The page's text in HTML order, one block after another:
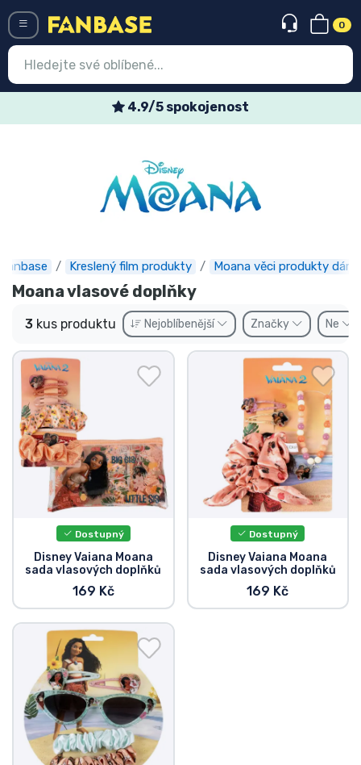
0
4.9/5 spokojenost
Fanbase Kreslený film produkty Moana věci produkty dárky
Moana vlasové doplňky
3 kus produktu Nejoblíbenější Značky Ne
Dostupný
Disney Vaiana Moana
sada vlasových doplňků
169 Kč
Dostupný
Disney Vaiana Moana
sada vlasových doplňků
169 Kč
Nejnovější věci
Expresní doručení
Předobjednat
Outlet produkty
Doprava a platba
Seriálové věci
Filmové věci
Úžasné věci
Anime věci
Hráčské věci
Sportovní věci
Hudební věci
Typy produktů